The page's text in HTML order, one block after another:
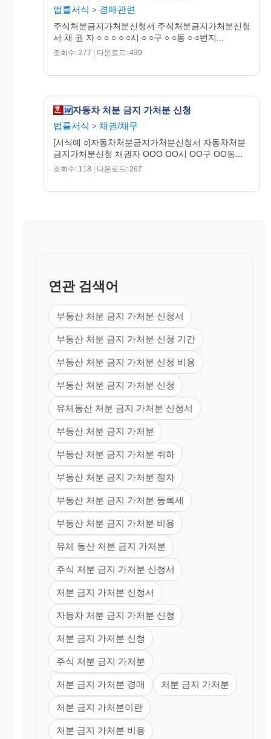
법률서식 > 경매관련
주식처분금지가처분신청서 주식처분금지가처분신청
서 채 권 자 ○ ○ ○ ○ ○시 ○ ○구 ○ ○동 ○ ○번지...
조회수: 277 | 다운로드: 439
자동차 처분 금지 가처분 신청
법률서식 > 채권/채무
[서식예 ○]자동차처분금지가처분신청서 자동차처분
금지가처분신청 채권자 OOO OO시 OO구 OO동...
조회수: 118 | 다운로드: 267
연관 검색어
부동산 처분 금지 가처분 신청서
부동산 처분 금지 가처분 신청 기간
부동산 처분 금지 가처분 신청 비용
부동산 처분 금지 가처분 신청
유체동산 처분 금지 가처분 신청서
부동산 처분 금지 가처분
부동산 처분 금지 가처분 취하
부동산 처분 금지 가처분 절차
부동산 처분 금지 가처분 등록세
부동산 처분 금지 가처분 비용
유체 동산 처분 금지 가처분
주식 처분 금지 가처분 신청서
처분 금지 가처분 신청서
자동차 처분 금지 가처분 신청
처분 금지 가처분 신청
주식 처분 금지 가처분
처분 금지 가처분 경매 처분 금지 가처분
처분 금지 가처분이란
처분 금지 가처분 비용